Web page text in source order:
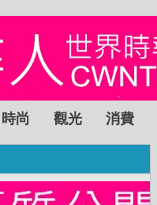
時尚 觀光 消費